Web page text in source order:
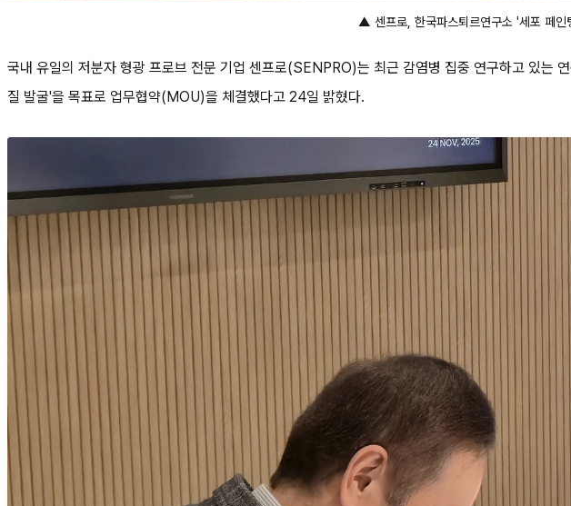
▲ 센프로, 한국파스퇴르연구소 '세포 페인
국내 유일의 저분자 형광 프로브 전문 기업 센프로(SENPRO)는 최근 감염병 집중 연구하고 있
질 발굴'을 목표로 업무협약(MOU)을 체결했다고 24일 밝혔다.